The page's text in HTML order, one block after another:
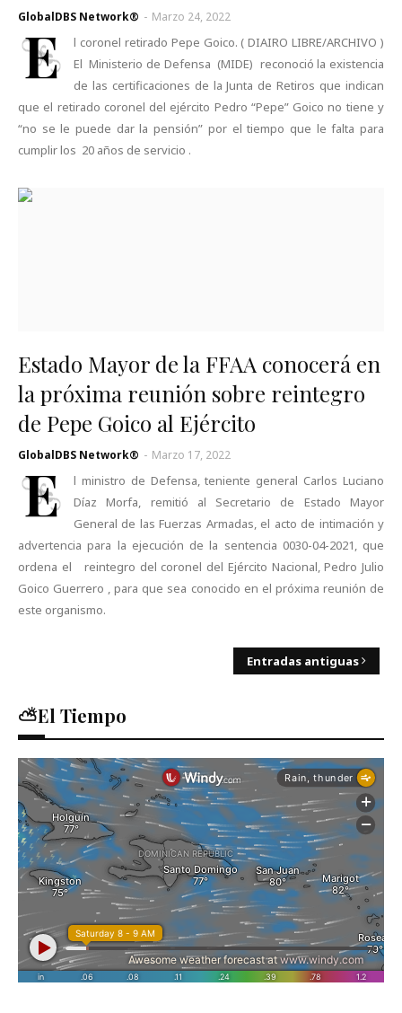
GlobalDBS Network® - Marzo 24, 2022
E
l coronel retirado Pepe Goico. ( DIAIRO LIBRE/ARCHIVO )
El Ministerio de Defensa (MIDE) reconoció la existencia
de las certificaciones de la Junta de Retiros que indican
que el retirado coronel del ejército Pedro “Pepe” Goico no tiene y
“no se le puede dar la pensión” por el tiempo que le falta para
cumplir los 20 años de servicio .
Estado Mayor de la FFAA conocerá en
la próxima reunión sobre reintegro
de Pepe Goico al Ejército
GlobalDBS Network® - Marzo 17, 2022
E
l ministro de Defensa, teniente general Carlos Luciano
Díaz Morfa, remitió al Secretario de Estado Mayor
General de las Fuerzas Armadas, el acto de intimación y
advertencia para la ejecución de la sentencia 0030-04-2021, que
ordena el reintegro del coronel del Ejército Nacional, Pedro Julio
Goico Guerrero , para que sea conocido en el próxima reunión de
este organismo.
Entradas antiguas
⛅El Tiempo